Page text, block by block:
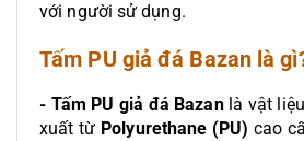
với người sử dụng.
Tấm PU giả đá Bazan là
- Tấm PU giả đá Bazanlà vật
xuất từ Polyurethane (PU) cao